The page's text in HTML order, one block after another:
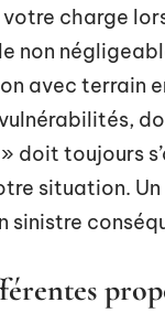
charge
non
avec terrain
doit toujours
situation.
sinistre